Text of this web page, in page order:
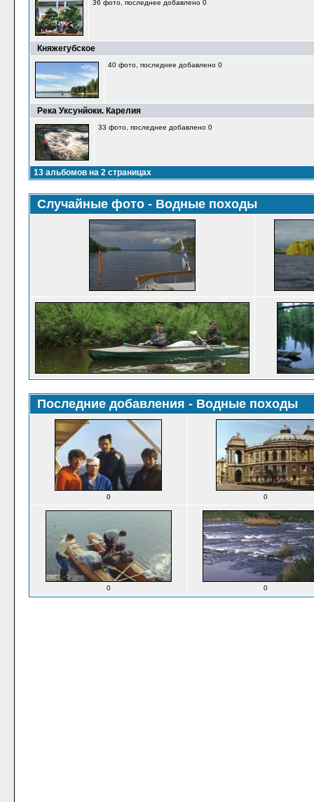
36 фото, последнее добавлено 0
Княжегубское
40 фото, последнее добавлено 0
Река Уксунйоки. Карелия
33 фото, последнее добавлено 0
13 альбомов на 2 страницах
Случайные фото - Водные походы
Последние добавления - Водные походы
0 0
0 0